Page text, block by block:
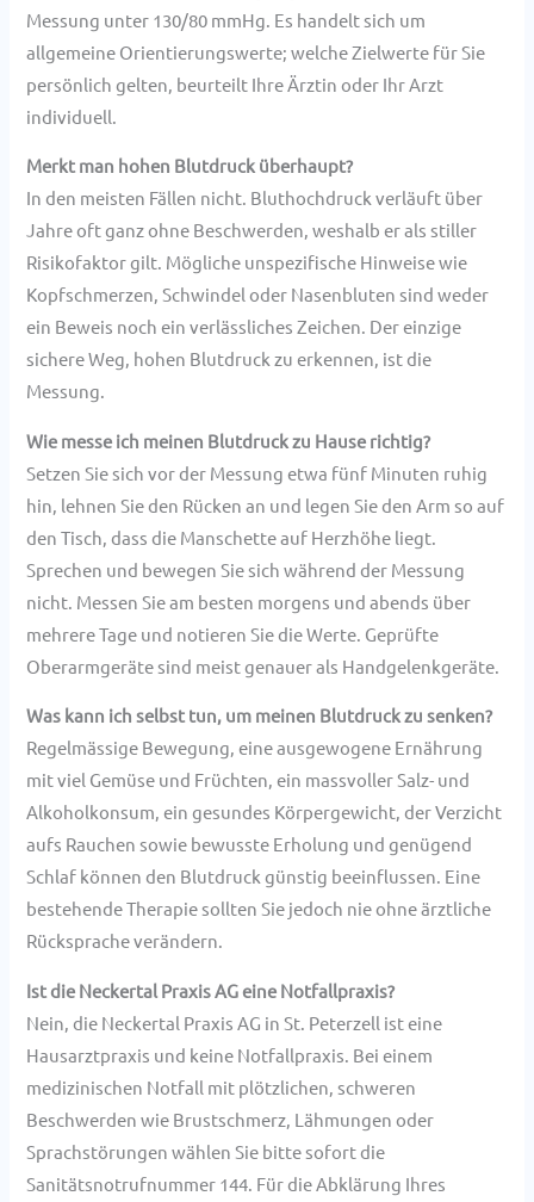
Messung unter 130/80 mmHg. Es handelt sich um
allgemeine Orientierungswerte; welche Zielwerte für Sie
persönlich gelten, beurteilt Ihre Ärztin oder Ihr Arzt
individuell.
Merkt man hohen Blutdruck überhaupt?
In den meisten Fällen nicht. Bluthochdruck verläuft über
Jahre oft ganz ohne Beschwerden, weshalb er als stiller
Risikofaktor gilt. Mögliche unspezifische Hinweise wie
Kopfschmerzen, Schwindel oder Nasenbluten sind weder
ein Beweis noch ein verlässliches Zeichen. Der einzige
sichere Weg, hohen Blutdruck zu erkennen, ist die
Messung.
Wie messe ich meinen Blutdruck zu Hause richtig?
Setzen Sie sich vor der Messung etwa fünf Minuten ruhig
hin, lehnen Sie den Rücken an und legen Sie den Arm so auf
den Tisch, dass die Manschette auf Herzhöhe liegt.
Sprechen und bewegen Sie sich während der Messung
nicht. Messen Sie am besten morgens und abends über
mehrere Tage und notieren Sie die Werte. Geprüfte
Oberarmgeräte sind meist genauer als Handgelenkgeräte.
Was kann ich selbst tun, um meinen Blutdruck zu senken?
Regelmässige Bewegung, eine ausgewogene Ernährung
mit viel Gemüse und Früchten, ein massvoller Salz- und
Alkoholkonsum, ein gesundes Körpergewicht, der Verzicht
aufs Rauchen sowie bewusste Erholung und genügend
Schlaf können den Blutdruck günstig beeinflussen. Eine
bestehende Therapie sollten Sie jedoch nie ohne ärztliche
Rücksprache verändern.
Ist die Neckertal Praxis AG eine Notfallpraxis?
Nein, die Neckertal Praxis AG in St. Peterzell ist eine
Hausarztpraxis und keine Notfallpraxis. Bei einem
medizinischen Notfall mit plötzlichen, schweren
Beschwerden wie Brustschmerz, Lähmungen oder
Sprachstörungen wählen Sie bitte sofort die
Sanitätsnotrufnummer 144. Für die Abklärung Ihres